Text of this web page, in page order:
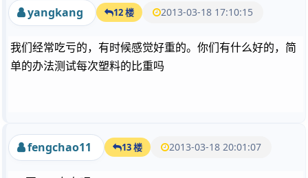
yangkang 12 楼 2013-03-18 17:10:15
我们经常吃亏的，有时候感觉好重的。你们有什么好的，简
单的办法测试每次塑料的比重吗
fengchao11 13 楼 2013-03-18 20:01:07